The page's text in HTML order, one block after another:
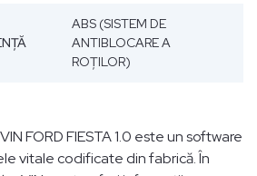
ABS (SISTEM DE
ANTIBLOCARE A
ROȚILOR)
FORD FIESTA 1.0 este un software
vitale codificate din fabrică. În